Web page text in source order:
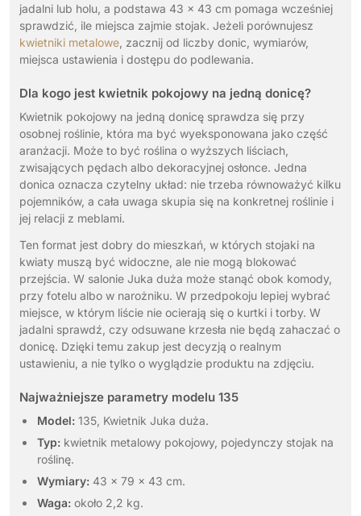
jadalni lub holu, a podstawa 43 x 43 cm pomaga wcześniej
sprawdzić, ile miejsca zajmie stojak. Jeżeli porównujesz
kwietniki metalowe , zacznij od liczby donic, wymiarów,
miejsca ustawienia i dostępu do podlewania.
Dla kogo jest kwietnik pokojowy na jedną donicę?
Kwietnik pokojowy na jedną donicę sprawdza się przy
osobnej roślinie, która ma być wyeksponowana jako część
aranżacji. Może to być roślina o wyższych liściach,
zwisających pędach albo dekoracyjnej osłonce. Jedna
donica oznacza czytelny układ: nie trzeba równoważyć kilku
pojemników, a cała uwaga skupia się na konkretnej roślinie i
jej relacji z meblami.
Ten format jest dobry do mieszkań, w których stojaki na
kwiaty muszą być widoczne, ale nie mogą blokować
przejścia. W salonie Juka duża może stanąć obok komody,
przy fotelu albo w narożniku. W przedpokoju lepiej wybrać
miejsce, w którym liście nie ocierają się o kurtki i torby. W
jadalni sprawdź, czy odsuwane krzesła nie będą zahaczać o
donicę. Dzięki temu zakup jest decyzją o realnym
ustawieniu, a nie tylko o wyglądzie produktu na zdjęciu.
Najważniejsze parametry modelu 135
Model: 135, Kwietnik Juka duża.
Typ: kwietnik metalowy pokojowy, pojedynczy stojak na
roślinę.
Wymiary: 43 x 79 x 43 cm.
Waga: około 2,2 kg.